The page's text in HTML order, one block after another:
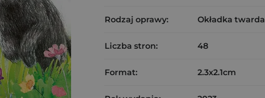
Rodzaj oprawy: Okładka twarda
Liczba stron: 48
Format: 2.3x2.1cm